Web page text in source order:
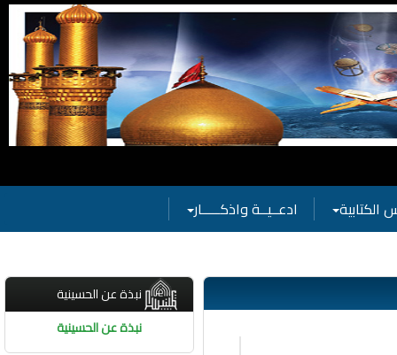
الكتابية ادعــيــة واذكـــــار
نبذة عن الحسينية
نبذة عن الحسينية